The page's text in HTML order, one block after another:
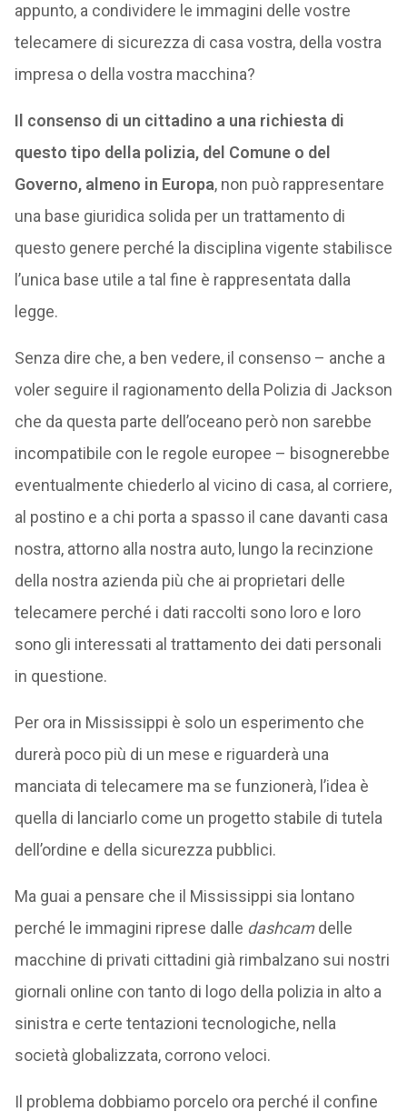
appunto, a condividere le immagini delle vostre
telecamere di sicurezza di casa vostra, della vostra
impresa o della vostra macchina?
Il consenso di un cittadino a una richiesta di
questo tipo della polizia, del Comune o del
Governo, almeno in Europa, non può rappresentare
una base giuridica solida per un trattamento di
questo genere perché la disciplina vigente stabilisce
l’unica base utile a tal fine è rappresentata dalla
legge.
Senza dire che, a ben vedere, il consenso – anche a
voler seguire il ragionamento della Polizia di Jackson
che da questa parte dell’oceano però non sarebbe
incompatibile con le regole europee – bisognerebbe
eventualmente chiederlo al vicino di casa, al corriere,
al postino e a chi porta a spasso il cane davanti casa
nostra, attorno alla nostra auto, lungo la recinzione
della nostra azienda più che ai proprietari delle
telecamere perché i dati raccolti sono loro e loro
sono gli interessati al trattamento dei dati personali
in questione.
Per ora in Mississippi è solo un esperimento che
durerà poco più di un mese e riguarderà una
manciata di telecamere ma se funzionerà, l’idea è
quella di lanciarlo come un progetto stabile di tutela
dell’ordine e della sicurezza pubblici.
Ma guai a pensare che il Mississippi sia lontano
perché le immagini riprese dalle dashcamdelle
macchine di privati cittadini già rimbalzano sui nostri
giornali online con tanto di logo della polizia in alto a
sinistra e certe tentazioni tecnologiche, nella
società globalizzata, corrono veloci.
Il problema dobbiamo porcelo ora perché il confine